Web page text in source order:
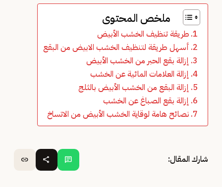
ملخص المحتوى
طريقة تنظيف الخشب الأبيض
أسهل طريقة لتنظيف الخشب الابيض من البقع
إزالة بقع الحبر من الخشب الأبيض
إزالة العلامات المائية عن الخشب
إزالة البقع من الخشب الأبيض بالثلج
إزالة بقع الصباغ عن الخشب
نصائح هامة لوقاية الخشب الأبيض من الاتساخ
شارك المقال: chat
share
link